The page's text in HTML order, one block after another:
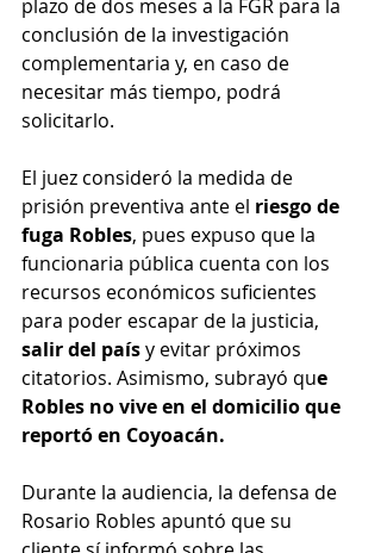
plazo de dos meses a la FGR para la
conclusión de la investigación
complementaria y, en caso de
necesitar más tiempo, podrá
solicitarlo.
El juez consideró la medida de
prisión preventiva ante el riesgo de
fuga Robles, pues expuso que la
funcionaria pública cuenta con los
recursos económicos suficientes
para poder escapar de la justicia,
salir del país y evitar próximos
citatorios. Asimismo, subrayó que
Robles no vive en el domicilio que
reportó en Coyoacán.
Durante la audiencia, la defensa de
Rosario Robles apuntó que su